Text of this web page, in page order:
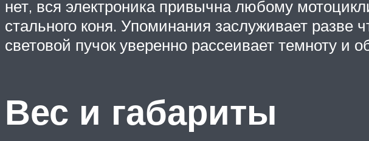
нет, вся электроника привычна любому
стального коня. Упоминания заслуживает
световой пучок уверенно рассеивает темноту и
Вес и габариты